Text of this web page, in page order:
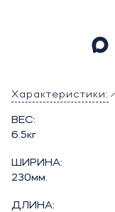
Характеристики:
ВЕС:
6.5кг
ШИРИНА:
230мм.
ДЛИНА: